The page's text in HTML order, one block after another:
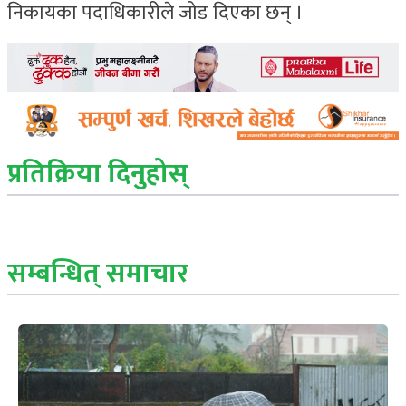
निकायका पदाधिकारीले जोड दिएका छन् ।
प्रतिक्रिया दिनुहोस्
सम्बन्धित् समाचार